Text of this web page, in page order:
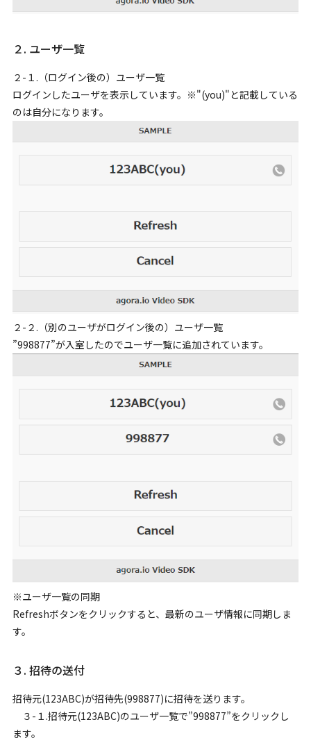
２. ユーザ一覧
２-１.（ログイン後の）ユーザ一覧
ログインしたユーザを表示しています。※"(you)"と記載している
のは自分になります。
２-２.（別のユーザがログイン後の）ユーザ一覧
”998877”が入室したのでユーザ一覧に追加されています。
※ユーザ一覧の同期
Refreshボタンをクリックすると、最新のユーザ情報に同期しま
す。
３. 招待の送付
招待元(123ABC)が招待先(998877)に招待を送ります。
３-１.招待元(123ABC)のユーザ一覧で”998877”をクリックし
ます。